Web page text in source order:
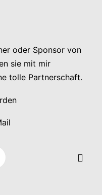
oder Sponsor von
sie mit mir
tolle Partnerschaft.